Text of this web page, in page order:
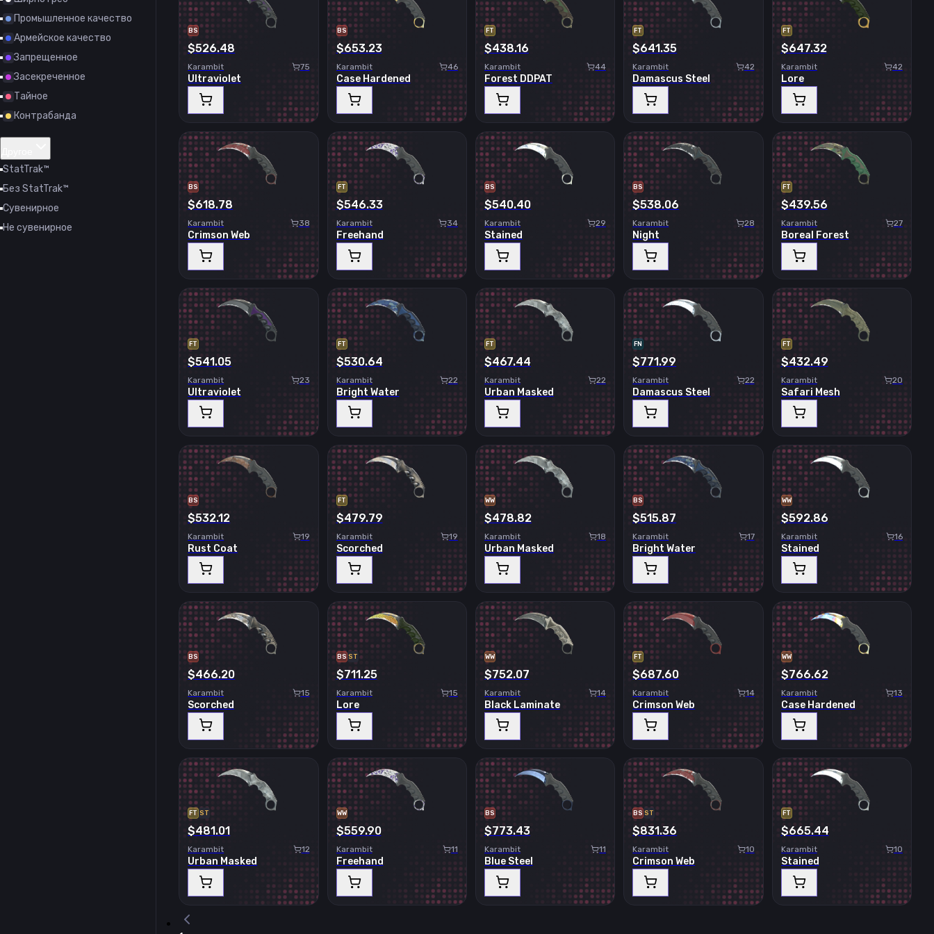
Промышленное качество
Армейское качество
Запрещенное
Засекреченное
Тайное
Контрабанда
StatTrak™
Без StatTrak™
Сувенирное
Не сувенирное
BS
$526.48
Karambit 75
Ultraviolet
BS
$653.23
Karambit 46
Case Hardened
FT
$438.16
Karambit 44
Forest DDPAT
FT
$641.35
Karambit 42
Damascus Steel
FT
$647.32
Karambit 42
Lore
BS
$618.78
Karambit 38
Crimson Web
FT
$546.33
Karambit 34
Freehand
BS
$540.40
Karambit 29
Stained
BS
$538.06
Karambit 28
Night
FT
$439.56
Karambit 27
Boreal Forest
FT
$541.05
Karambit 23
Ultraviolet
FT
$530.64
Karambit 22
Bright Water
FT
$467.44
Karambit 22
Urban Masked
FN
$771.99
Karambit 22
Damascus Steel
FT
$432.49
Karambit 20
Safari Mesh
BS
$532.12
Karambit 19
Rust Coat
FT
$479.79
Karambit 19
Scorched
WW
$478.82
Karambit 18
Urban Masked
BS
$515.87
Karambit 17
Bright Water
WW
$592.86
Karambit 16
Stained
BS
$466.20
Karambit 15
Scorched
BS ST
$711.25
Karambit 15
Lore
WW
$752.07
Karambit 14
Black Laminate
FT
$687.60
Karambit 14
Crimson Web
WW
$766.62
Karambit 13
Case Hardened
FT ST
$481.01
Karambit 12
Urban Masked
WW
$559.90
Karambit 11
Freehand
BS
$773.43
Karambit 11
Blue Steel
BS ST
$831.36
Karambit 10
Crimson Web
FT
$665.44
Karambit 10
Stained